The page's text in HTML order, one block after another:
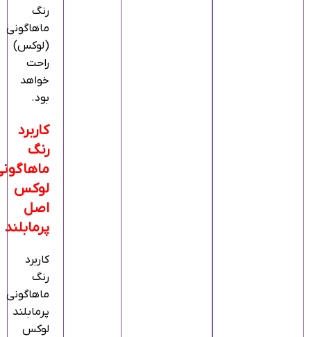
رنگ
ماهاگونی
(لوکس)
راحت
خواهد
بود.
کاربرد
رنگ
لوکس
اصل
پرمابلند
کاربرد
رنگ
ماهاگونی
پرمابلند
لوکس